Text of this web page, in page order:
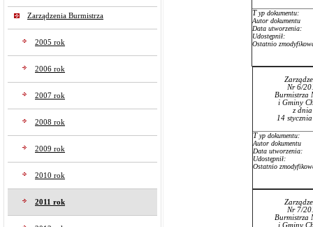
Zarządzenia Burmistrza
2005 rok
2006 rok
2007 rok
2008 rok
2009 rok
2010 rok
2011 rok
Typ dokumentu:
Autor dokumentu
Data utworzenia:
Udostępnił:
Ostatnio
Nr 6/
Burmistrza
i Gminy
z
14
Typ dokumentu:
Autor dokumentu
Data utworzenia:
Udostępnił:
Ostatnio
Nr 7/
Burmistrza
i Gminy